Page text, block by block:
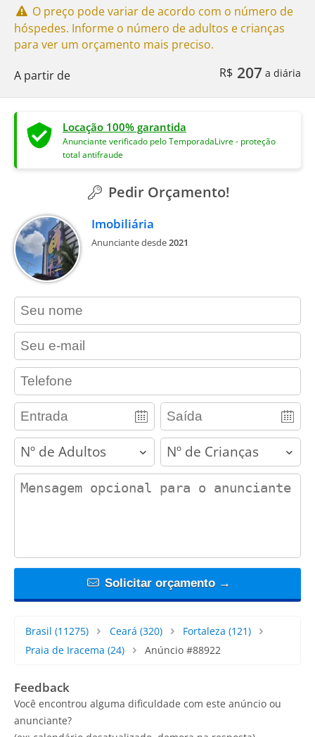
O preço pode variar de acordo com o número de
hóspedes. Informe o número de adultos e crianças
para ver um orçamento mais preciso.
A partir de
R$ 207 a diária
Locação 100% garantida
Anunciante verificado pelo TemporadaLivre - proteção
total antifraude
Pedir Orçamento!
Imobiliária
Anunciante desde2021
contact_name
contact_email
contact_phone
adults children
contact_message
Solicitar orçamento →
Brasil (11275) Ceará (320) Fortaleza (121)
Praia de Iracema (24) Anúncio #88922
Feedback
Você encontrou alguma dificuldade com este anúncio ou
anunciante?